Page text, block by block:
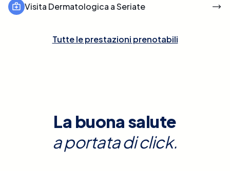
Visita Dermatologica a Seriate
Tutte le prestazioni prenotabili
La buona salute
a portata di click.